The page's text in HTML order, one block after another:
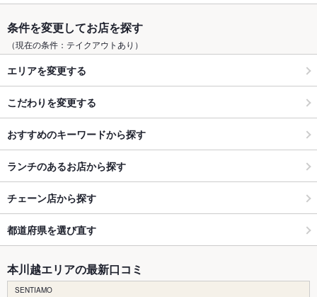
条件を変更してお店を探す
（現在の条件：テイクアウトあり）
エリアを変更する
こだわりを変更する
おすすめのキーワードから探す
ランチのあるお店から探す
チェーン店から探す
都道府県を選び直す
本川越エリアの最新口コミ
SENTIAMO